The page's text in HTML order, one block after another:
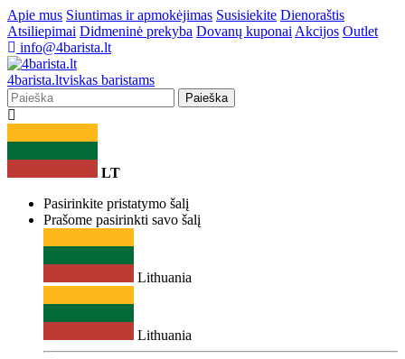
Apie mus Siuntimas ir apmokėjimas Susisiekite Dienoraštis
Atsiliepimai Didmeninė prekyba Dovanų kuponai Akcijos Outlet
info@4barista.lt
4barista.ltviskas baristams
Paieška
LT
Pasirinkite pristatymo šalį
Prašome pasirinkti savo šalį
Lithuania
Lithuania